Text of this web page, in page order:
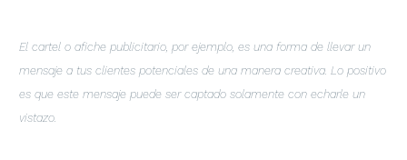
El cartel o afiche publicitario, por ejemplo, es una forma de llevar un
mensaje a tus clientes potenciales de una manera creativa. Lo positivo
es que este mensaje puede ser captado solamente con echarle un
vistazo.